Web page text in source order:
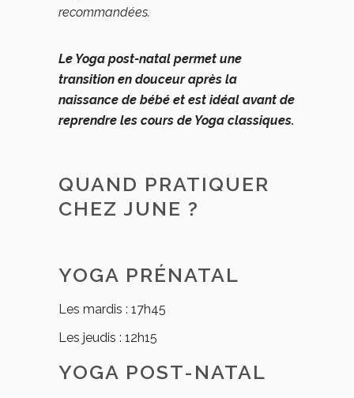
recommandées.
Le Yoga post-natal permet une
transition en douceur après la
naissance de bébé et est idéal avant de
reprendre les cours de Yoga classiques.
QUAND PRATIQUER
CHEZ JUNE ?
YOGA PRÉNATAL
Les mardis : 17h45
Les jeudis : 12h15
YOGA POST-NATAL